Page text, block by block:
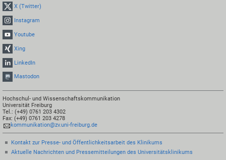
X (Twitter)
Instagram
Youtube
Xing
LinkedIn
Mastodon
Hochschul- und Wissenschaftskommunikation
Universität Freiburg
Tel.: (+49) 0761 203 4302
Fax: (+49) 0761 203 4278
kommunikation@zv.uni-freiburg.de
Kontakt zur Presse- und Öffentlichkeitsarbeit des Klinikums
Aktuelle Nachrichten und Pressemitteilungen des Universitätsklinikums